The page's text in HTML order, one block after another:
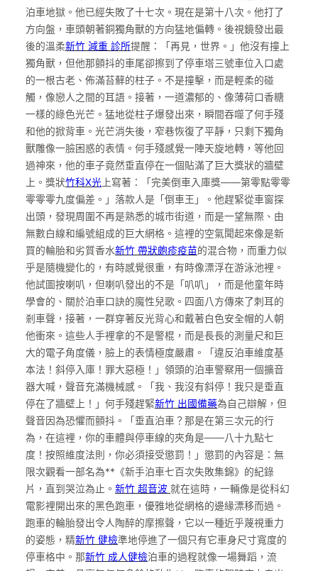
泊車地獄。他已經失敗了十七次。現在是第十八次。他打了
方向盤，車頭朝著銅獨角獸的方向猛地偏轉。後視鏡發出最
後的溫柔新竹 減重 診所提醒：「再見，世界。」他沒有撞上
獨角獸，但他那顫抖的車尾卻擦到了停車塔三號車位入口處
的一根古老、佈滿苔蘚的柱子。不是撞擊，而是輕柔的碰
觸，像戀人之間的耳語。接著，一道濃郁的、像薄荷口香糖
一樣的綠色光芒。猛地從柱子爆發出來，瞬間吞噬了何手殘
和他的掀背車。光芒消失後，窄巷恢復了平靜，只剩下獨角
獸雕像一臉困惑的表情。何手殘感覺一陣天旋地轉，等他回
過神來，他的車子竟然垂直停在一個貼滿了巨大獎狀的牆壁
上。獎狀竹科X光 上寫著：「完美倒車入庫獎——第零點零零
零零零九度偏差。」落款人是「倒車王」。他趕緊從車窗探
出頭，發現周圍不再是熟悉的城市街道，而是一望無際、由
無數白線和編號組成的巨大網格。這裡的空氣聞起來像是新
買的輪胎和劣質香水新竹 帶狀皰疹疫苗的混合物，而重力似
乎是隨機變化的，有時感覺很重，有時像漂浮在游泳池裡。
他試圖按喇叭，但喇叭發出的不是「叭叭」，而是他童年時
學會的、關於泊車口訣的魔性兒歌。四面八方傳來了刺耳的
剎車聲，接著，一群穿著反光背心和戴著白色安全帽的人朝
他衝來。這些人手裡拿的不是警棍，而是長長的測量尺和巨
大的電子角度儀，臉上的表情極度嚴肅。「違反泊車維度基
本法！斜停入庫！罪大惡極！」領頭的泊車警察用一個擴音
器大喊，聲音充滿機械感。「我、我沒有斜停！我只是垂直
停在了牆壁上！」何手殘趕緊新竹 出國備藥為自己辯解，但
聲音因為恐懼而顫抖。「垂直泊車？那是在第三次元的行
為，在這裡，你的車體與停車線的夾角是——八十九點七
度！按照維度法則，你必須接受懲罰！」懲罰的內容是：無
限次觀看一部名為**《新手泊車七百次失敗集錦》的紀錄
片，直到哭泣為止。 新竹 超音波 就在這時，一輛像是從科幻
電影裡開出來的黑色跑車，優雅地從網格的邊緣漂移而過。
跑車的輪胎發出令人陶醉的摩擦聲，它以一種近乎蔑視重力
的姿態，精新竹 健檢準地停進了一個只有它車身尺寸寬度的
停車格中。那新竹 成人健檢泊車的過程就像一場舞蹈，流